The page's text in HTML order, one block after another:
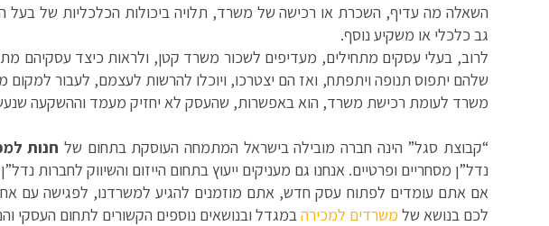
השאלה מה עדיף, השכרת או רכישה של משרד, תלויה ביכולות הכלכליות של
גב כלכלי או משקיע נוסף.
לרוב, בעלי עסקים מתחילים, מעדיפים לשכור משרד קטן, ולראות כיצד עסקיהם
שלהם יתפוס תנופה ויתפתח, ואז הם יצטרכו, ויוכלו להרשות לעצמם, לעבור למקום
משרד לעומת רכישת משרד, הוא באפשרות, שהעסק לא יחזיק מעמד וההשקעה
“קבוצת סגל” הינה חברה מובילה בישראל המתמחה העוסקת בתחום של חנות
נדל”ן מסחריים ופרטיים. אנחנו גם מעניקים ייעוץ בתחום הייזום והשיווק לחברות
אם אתם עומדים לפתוח עסק חדש, אתם מוזמנים להגיע למשרדנו, לפגישה עם
לכם בנושא של משרדים למכירהבמגדל ובנושאים נוספים הקשורים לתחום העסקי